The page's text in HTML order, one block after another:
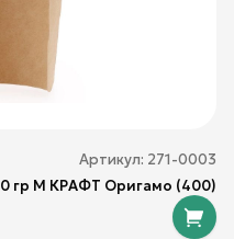
Артикул: 271-0003
гр M КРАФТ Оригамо (400)